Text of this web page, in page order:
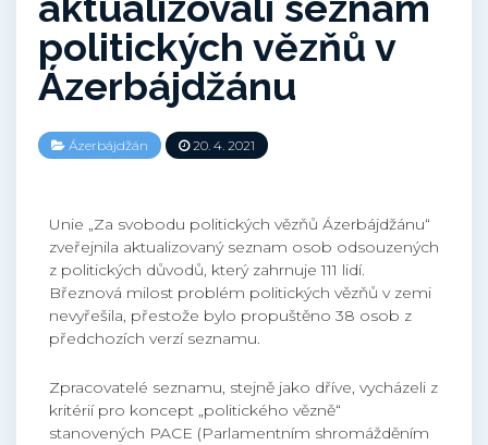
politických vězňů v
Ázerbájdžánu
Ázerbájdžán 20. 4. 2021
Unie „Za svobodu politických vězňů Ázerbájdžánu“
zveřejnila aktualizovaný seznam osob odsouzených
z politických důvodů, který zahrnuje 111 lidí.
Březnová milost problém politických vězňů v zemi
nevyřešila, přestože bylo propuštěno 38 osob z
předchozích verzí seznamu.
Zpracovatelé seznamu, stejně jako dříve, vycházeli z
kritérií pro koncept „politického vězně“
stanovených PACE (Parlamentním shromážděním